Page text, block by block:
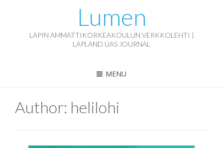
Lumen
LAPIN AMMATTIKORKEAKOULUN VERKKOLEHTI |
LAPLAND UAS JOURNAL
MENU
Author: helilohi